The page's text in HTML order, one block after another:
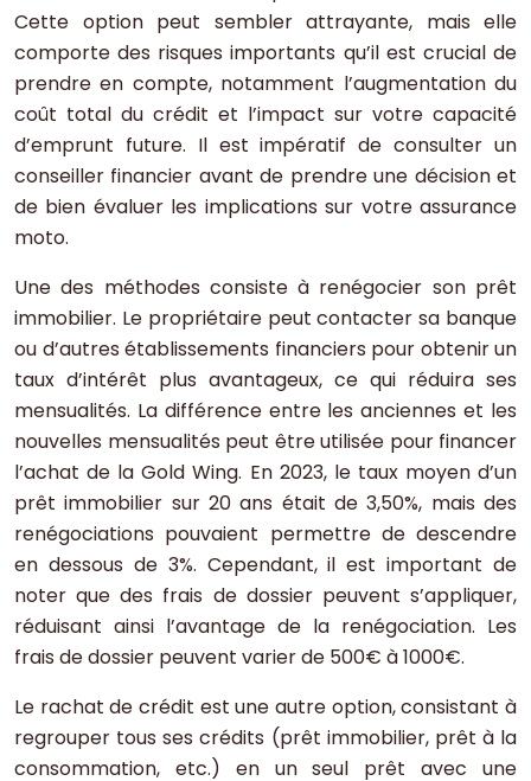
Cette option peut sembler attrayante, mais elle
comporte des risques importants qu’il est crucial de
prendre en compte, notamment l’augmentation du
coût total du crédit et l’impact sur votre capacité
d’emprunt future. Il est impératif de consulter un
conseiller financier avant de prendre une décision et
de bien évaluer les implications sur votre assurance
moto.
Une des méthodes consiste à renégocier son prêt
immobilier. Le propriétaire peut contacter sa banque
ou d’autres établissements financiers pour obtenir un
taux d’intérêt plus avantageux, ce qui réduira ses
mensualités. La différence entre les anciennes et les
nouvelles mensualités peut être utilisée pour financer
l’achat de la Gold Wing. En 2023, le taux moyen d’un
prêt immobilier sur 20 ans était de 3,50%, mais des
renégociations pouvaient permettre de descendre
en dessous de 3%. Cependant, il est important de
noter que des frais de dossier peuvent s’appliquer,
réduisant ainsi l’avantage de la renégociation. Les
frais de dossier peuvent varier de 500€ à 1000€.
Le rachat de crédit est une autre option, consistant à
regrouper tous ses crédits (prêt immobilier, prêt à la
consommation, etc.) en un seul prêt avec une